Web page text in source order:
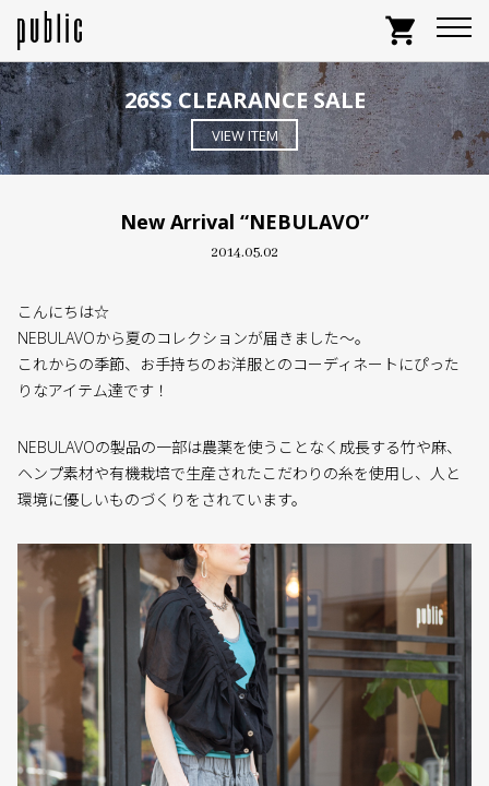
shopping_cart
26SS CLEARANCE SALE
VIEW ITEM
New Arrival “NEBULAVO”
2014.05.02
こんにちは☆
NEBULAVOから夏のコレクションが届きました〜。
これからの季節、お手持ちのお洋服とのコーディネートにぴった
りなアイテム達です！
NEBULAVOの製品の一部は農薬を使うことなく成長する竹や麻、
ヘンプ素材や有機栽培で生産されたこだわりの糸を使用し、人と
環境に優しいものづくりをされています。